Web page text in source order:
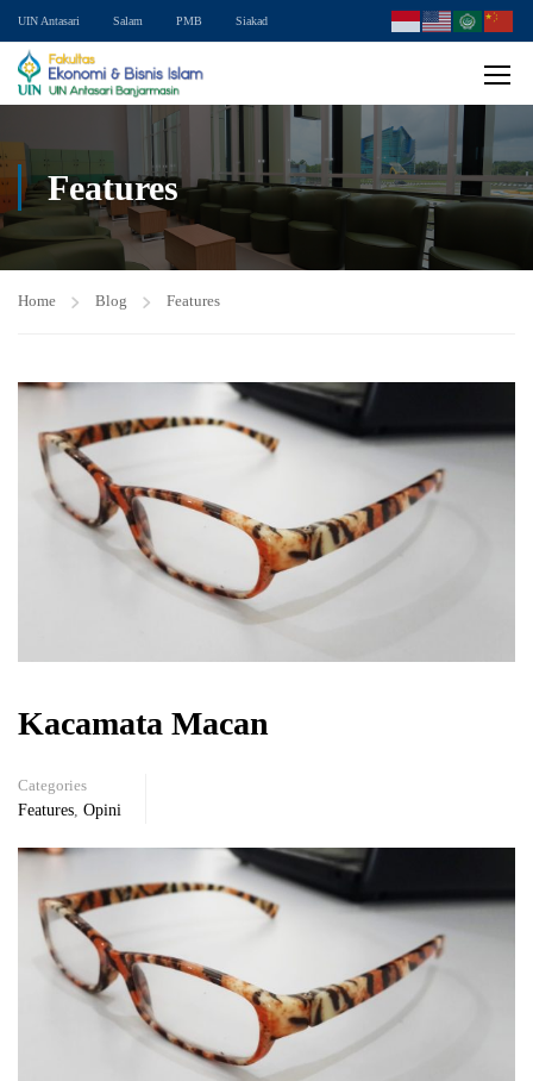
UIN Antasari Salam PMB Siakad
Features
Home Blog Features
Kacamata Macan
Categories
Features, Opini